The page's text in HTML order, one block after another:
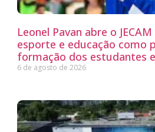
Leonel Pavan abre o
esporte e educação como
formação dos estudantes
6 de agosto de 2026